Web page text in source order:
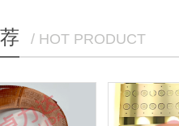
/ HOT PRODUCT